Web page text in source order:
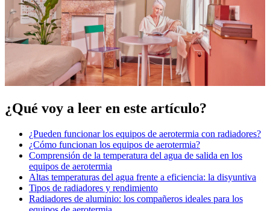
¿Qué voy a leer en este artículo?
¿Pueden funcionar los equipos de aerotermia con radiadores?
¿Cómo funcionan los equipos de aerotermia?
Comprensión de la temperatura del agua de salida en los
equipos de aerotermia
Altas temperaturas del agua frente a eficiencia: la disyuntiva
Tipos de radiadores y rendimiento
Radiadores de aluminio: los compañeros ideales para los